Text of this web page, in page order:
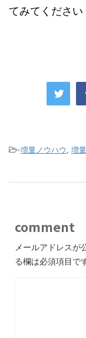
てみてください
-増量ノウハウ, 増
comment
メールアドレスが
る欄は必須項目で